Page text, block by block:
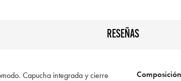
RESEÑAS
Capucha integrada y cierre
Composición